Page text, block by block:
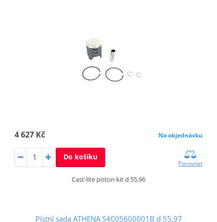
4 627 Kč Na objednávku
Do košíku
Porovnat
Cast-lite piston kit d 55,96
Pístní sada ATHENA S4C05600001B d 55,97